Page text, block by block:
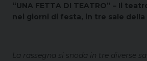
“UNA FETTA DI TEATRO” – Il
nei giorni di festa, in tre sale
La rassegna si snoda in tre diverse